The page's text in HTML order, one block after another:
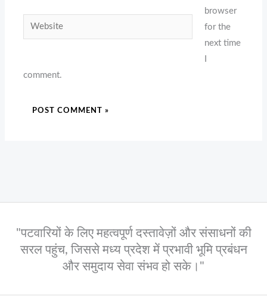
Website
browser
for the
next time
comment.
"पटवारियों के लिए महत्वपूर्ण दस्तावेज़ों और संसाधनों की
सरल पहुंच, जिससे मध्य प्रदेश में प्रभावी भूमि प्रबंधन
और समुदाय सेवा संभव हो सके।"